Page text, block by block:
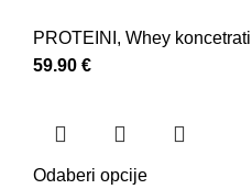
PROTEINI , Whey koncetrati
59.90 €
Odaberi opcije